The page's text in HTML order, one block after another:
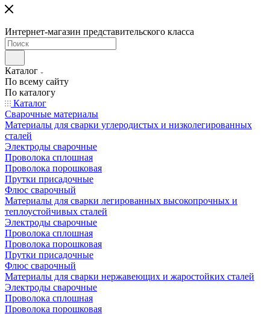
Интернет-магазин представительского класса
Каталог
По всему сайту
По каталогу
Каталог
Сварочные материалы
Материалы для сварки углеродистых и низколегированных
сталей
Электроды сварочные
Проволока сплошная
Проволока порошковая
Прутки присадочные
Флюс сварочный
Материалы для сварки легированных высокопрочных и
теплоустойчивых сталей
Электроды сварочные
Проволока сплошная
Проволока порошковая
Прутки присадочные
Флюс сварочный
Материалы для сварки нержавеющих и жаростойких сталей
Электроды сварочные
Проволока сплошная
Проволока порошковая